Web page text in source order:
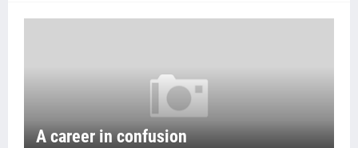
A career in confusion